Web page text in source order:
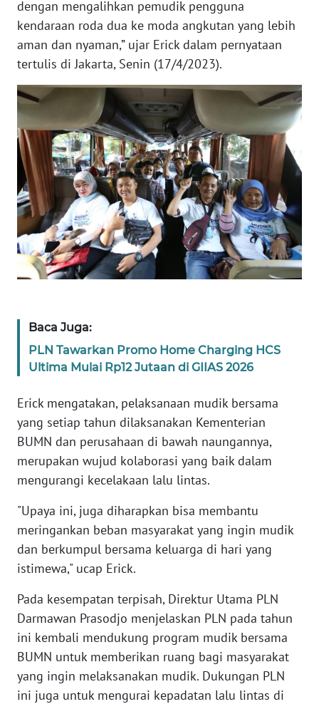
dengan mengalihkan pemudik pengguna
kendaraan roda dua ke moda angkutan yang lebih
aman dan nyaman,” ujar Erick dalam pernyataan
tertulis di Jakarta, Senin (17/4/2023).
Baca Juga:
PLN Tawarkan Promo Home Charging HCS
Ultima Mulai Rp12 Jutaan di GIIAS 2026
Erick mengatakan, pelaksanaan mudik bersama
yang setiap tahun dilaksanakan Kementerian
BUMN dan perusahaan di bawah naungannya,
merupakan wujud kolaborasi yang baik dalam
mengurangi kecelakaan lalu lintas.
"Upaya ini, juga diharapkan bisa membantu
meringankan beban masyarakat yang ingin mudik
dan berkumpul bersama keluarga di hari yang
istimewa," ucap Erick.
Pada kesempatan terpisah, Direktur Utama PLN
Darmawan Prasodjo menjelaskan PLN pada tahun
ini kembali mendukung program mudik bersama
BUMN untuk memberikan ruang bagi masyarakat
yang ingin melaksanakan mudik. Dukungan PLN
ini juga untuk mengurai kepadatan lalu lintas di
WN
NTB
WN
SULBAR
WN
BABEL
WN
SUMBAR
WN
WN
WN
JATENG
WN
WN
JOGJA
JATIM
WN
BALI
WN